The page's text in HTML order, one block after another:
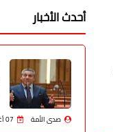
أحدث الأخبار
صدى الأمة 07 أغسطس 2026